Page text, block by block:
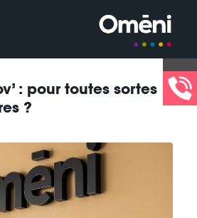
: pour toutes sortes
?